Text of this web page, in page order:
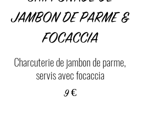
JAMBON DE PARME &
FOCACCIA
Charcuterie de jambon de parme,
servis avec focaccia
9 €